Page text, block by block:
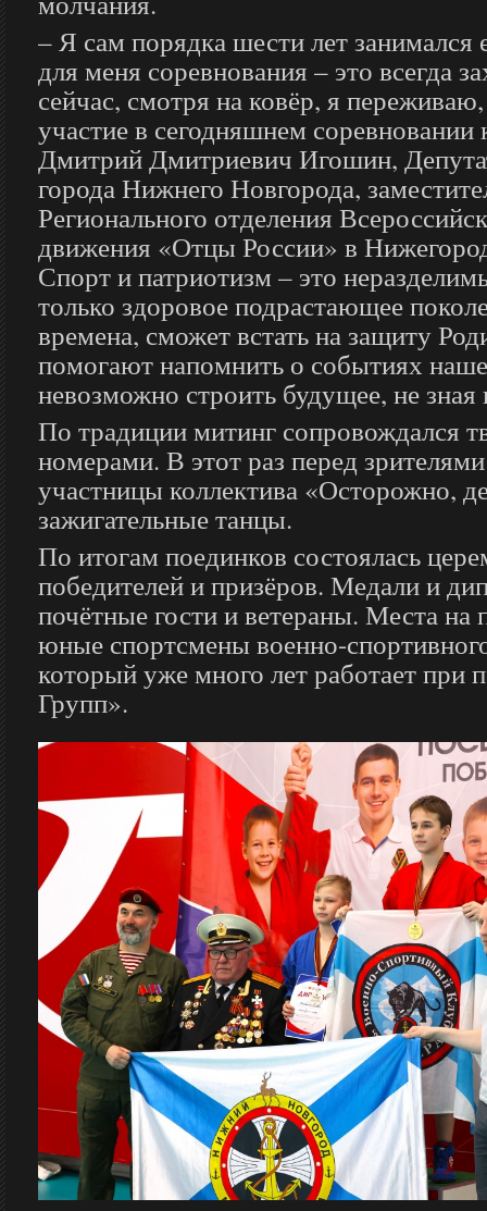
– Я сам порядка шести лет занимался
для меня соревнования – это всегда
сейчас, смотря на ковёр, я
участие в сегодняшнем соревновании
Дмитрий Дмитриевич Игошин,
города Нижнего Новгорода,
Регионального отделения
движения «Отцы России» в
Спорт и патриотизм – это
только здоровое подрастающее
времена, сможет встать на защиту
помогают напомнить о событиях
невозможно строить будущее, не
По традиции митинг сопровождался
номерами. В этот раз перед
участницы коллектива «Осторожно,
зажигательные танцы.
По итогам поединков состоялась
победителей и призёров. Медали и
почётные гости и ветераны. Места на
юные спортсмены военно-
который уже много лет работает при
Групп».